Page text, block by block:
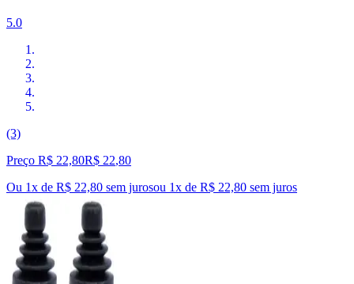
5.0
(3)
Preço R$ 22,80R$ 22,80
Ou 1x de R$ 22,80 sem jurosou 1x de R$ 22,80 sem juros